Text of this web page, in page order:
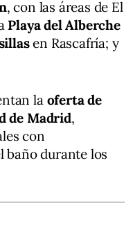
, con las áreas de El
Playa del Alberche
en Rascafría; y
la oferta de
de Madrid,
con
baño durante los